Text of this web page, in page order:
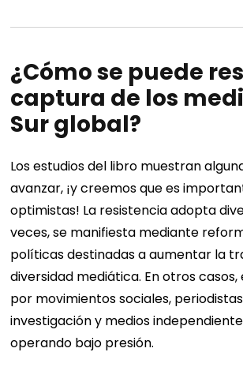
¿Cómo se puede
captura de los
Sur global?
Los estudios del libro muestran
avanzar, ¡y creemos que es
optimistas! La resistencia adopta
veces, se manifiesta mediante
políticas destinadas a aumentar la
diversidad mediática. En otros casos,
por movimientos sociales,
investigación y medios
operando bajo presión.